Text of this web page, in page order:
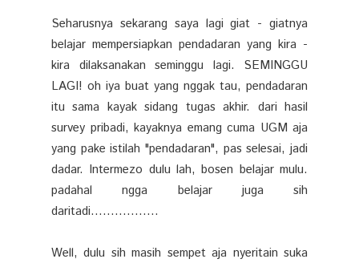
Seharusnya sekarang saya lagi giat - giatnya
belajar mempersiapkan pendadaran yang kira -
kira dilaksanakan seminggu lagi. SEMINGGU
LAGI! oh iya buat yang nggak tau, pendadaran
itu sama kayak sidang tugas akhir. dari hasil
survey pribadi, kayaknya emang cuma UGM aja
yang pake istilah "pendadaran", pas selesai, jadi
dadar. Intermezo dulu lah, bosen belajar mulu.
padahal ngga belajar juga sih
daritadi.................
Well, dulu sih masih sempet aja nyeritain suka